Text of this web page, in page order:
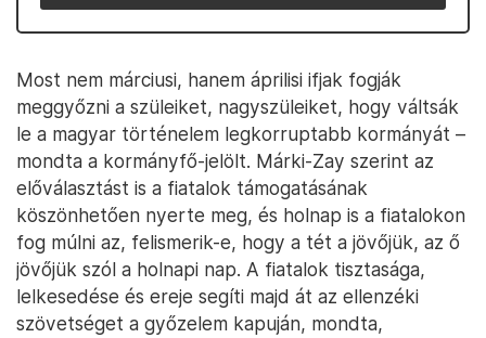
Most nem márciusi, hanem áprilisi ifjak fogják
meggyőzni a szüleiket, nagyszüleiket, hogy váltsák
le a magyar történelem legkorruptabb kormányát –
mondta a kormányfő-jelölt. Márki-Zay szerint az
előválasztást is a fiatalok támogatásának
köszönhetően nyerte meg, és holnap is a fiatalokon
fog múlni az, felismerik-e, hogy a tét a jövőjük, az ő
jövőjük szól a holnapi nap. A fiatalok tisztasága,
lelkesedése és ereje segíti majd át az ellenzéki
szövetséget a győzelem kapuján, mondta,